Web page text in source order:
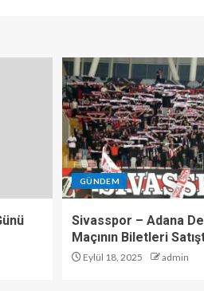
GÜNDEM
Sivasspor – Adana
Maçının Biletleri
Eylül 18, 2025 admin